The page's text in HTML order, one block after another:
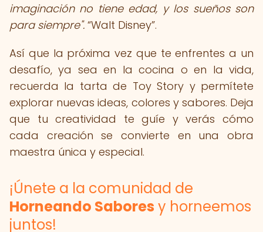
imaginación no tiene edad, y los sueños son
para siempre". Walt Disney .
Así que la próxima vez que te enfrentes a un
desafío, ya sea en la cocina o en la vida,
recuerda la tarta de Toy Story y permítete
explorar nuevas ideas, colores y sabores. Deja
que tu creatividad te guíe y verás cómo
cada creación se convierte en una obra
maestra única y especial.
¡Únete a la comunidad de
Horneando Sabores y horneemos
juntos!